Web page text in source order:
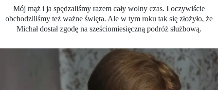
Mój mąż i ja spędzaliśmy razem cały wolny czas. I oczywiście
obchodziliśmy też ważne święta. Ale w tym roku tak się złożyło, że
Michał dostał zgodę na sześciomiesięczną podróż służbową.